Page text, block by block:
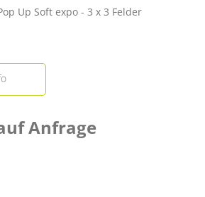
Up Soft expo - 3 x 3 Felder
Anfrage